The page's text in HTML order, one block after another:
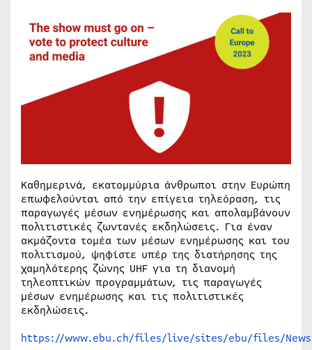
Καθημερινά, εκατομμύρια άνθρωποι στην Ευρώπη
επωφελούνται από την επίγεια τηλεόραση, τις
παραγωγές μέσων ενημέρωσης και απολαμβάνουν
πολιτιστικές ζωντανές εκδηλώσεις. Για έναν
ακμάζοντα τομέα των μέσων ενημέρωσης και του
πολιτισμού, ψηφίστε υπέρ της διατήρησης της
χαμηλότερης ζώνης UHF για τη διανομή
τηλεοπτικών προγραμμάτων, τις παραγωγές
μέσων ενημέρωσης και τις πολιτιστικές
εκδηλώσεις.
https://www.ebu.ch/files/live/sites/ebu/files/News/